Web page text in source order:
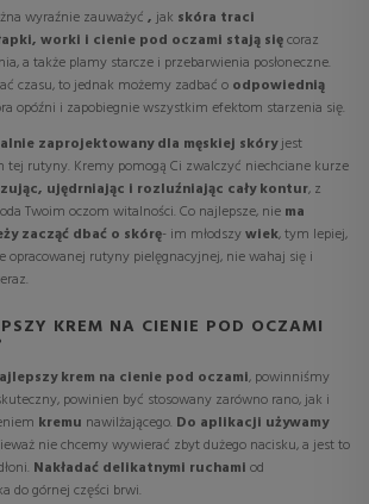
wyraźnie zauważyć , jak skóra traci
worki i cienie pod oczami stają sięcoraz
a także plamy starcze i przebarwienia posłoneczne.
czasu, to jednak możemy zadbać o odpowiednią
opóźni i zapobiegnie wszystkim efektom starzenia się.
zaprojektowany dla męskiej skóryjest
rutyny. Kremy pomogą Ci zwalczyć niechciane kurze
ujędrniając i rozluźniając cały kontur, z
Twoim oczom witalności. Co najlepsze, nie ma
zacząć dbać o skórę- im młodszywiek, tym lepiej,
opracowanej rutyny pielęgnacyjnej, nie wahaj się i
KREM NA CIENIE POD OCZAMI
krem na cienie pod oczami, powinniśmy
powinien być stosowany zarówno rano, jak i
kremu nawilżającego. Do aplikacji używamy
nie chcemy wywierać zbyt dużego nacisku, a jest to
Nakładać delikatnymi ruchami od
do górnej części brwi.